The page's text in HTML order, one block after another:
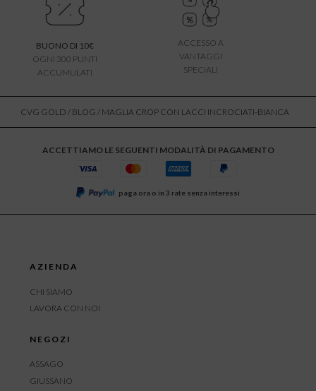
BUONO DI 10€
OGNI 300 PUNTI
ACCUMULATI
ACCESSO A
VANTAGGI
SPECIALI
CVG GOLD / BLOG / MAGLIA CROP CON LACCI INCROCIATI-BIANCA
ACCETTIAMO LE SEGUENTI MODALITÀ DI PAGAMENTO
paga ora o in 3 rate senza interessi
AZIENDA
CHI SIAMO
LAVORA CON NOI
NEGOZI
ASSAGO
GIUSSANO